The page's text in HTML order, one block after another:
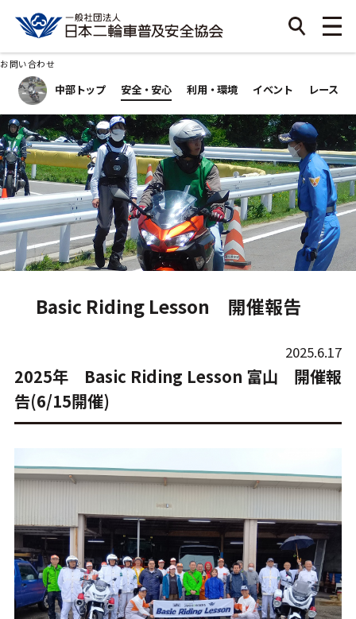
中部トップ 安全・安心 利用・環境 イベント レース
お問い合わせ
Basic Riding Lesson 開催報告
2025.6.17
2025年 Basic Riding Lesson 富山 開催報
告(6/15開催)